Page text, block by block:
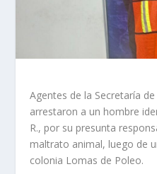
Agentes de la Secretaría
arrestaron a un hombre
R., por su presunta
maltrato animal, luego de
colonia Lomas de Poleo.